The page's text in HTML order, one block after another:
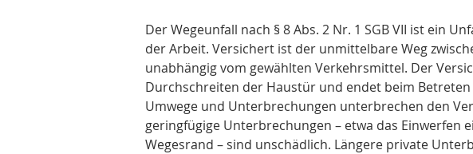
Der Wegeunfall nach § 8 Abs. 2 Nr. 1 SGB VII ist ein
der Arbeit. Versichert ist der unmittelbare Weg
unabhängig vom gewählten Verkehrsmittel. Der
Durchschreiten der Haustür und endet beim
Umwege und Unterbrechungen unterbrechen den
geringfügige Unterbrechungen – etwa das Einwerfen
Wegesrand – sind unschädlich. Längere private